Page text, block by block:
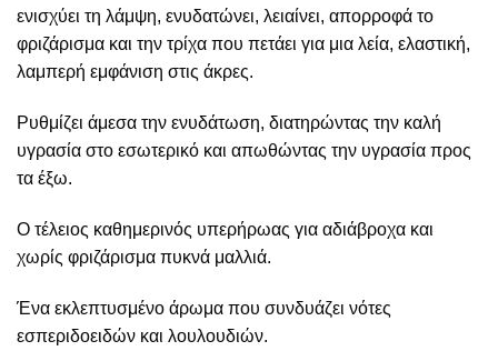
ενισχύει τη λάμψη, ενυδατώνει, λειαίνει, απορροφά το
φριζάρισμα και την τρίχα που πετάει για μια λεία, ελαστική,
λαμπερή εμφάνιση στις άκρες.
Ρυθμίζει άμεσα την ενυδάτωση, διατηρώντας την καλή
υγρασία στο εσωτερικό και απωθώντας την υγρασία προς
τα έξω.
Ο τέλειος καθημερινός υπερήρωας για αδιάβροχα και
χωρίς φριζάρισμα πυκνά μαλλιά.
Ένα εκλεπτυσμένο άρωμα που συνδυάζει νότες
εσπεριδοειδών και λουλουδιών.